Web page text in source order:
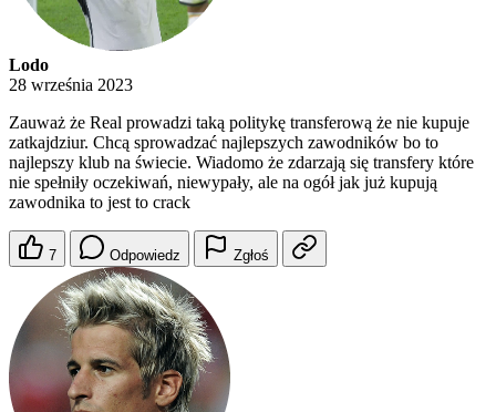
Lodo
28 września 2023
Zauważ że Real prowadzi taką politykę transferową że nie kupuje
zatkajdziur. Chcą sprowadzać najlepszych zawodników bo to
najlepszy klub na świecie. Wiadomo że zdarzają się transfery które
nie spełniły oczekiwań, niewypały, ale na ogół jak już kupują
zawodnika to jest to crack
7 Odpowiedz Zgłoś